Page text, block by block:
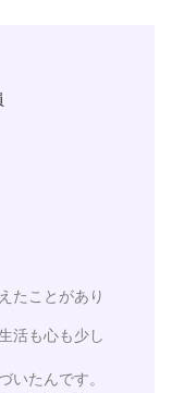
たことがあり
活も心も少し
いたんです。